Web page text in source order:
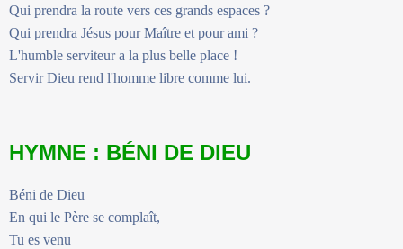
Qui prendra la route vers ces grands espaces ?
Qui prendra Jésus pour Maître et pour ami ?
L'humble serviteur a la plus belle place !
Servir Dieu rend l'homme libre comme lui.
HYMNE : BÉNI DE DIEU
Béni de Dieu
En qui le Père se complaît,
Tu es venu